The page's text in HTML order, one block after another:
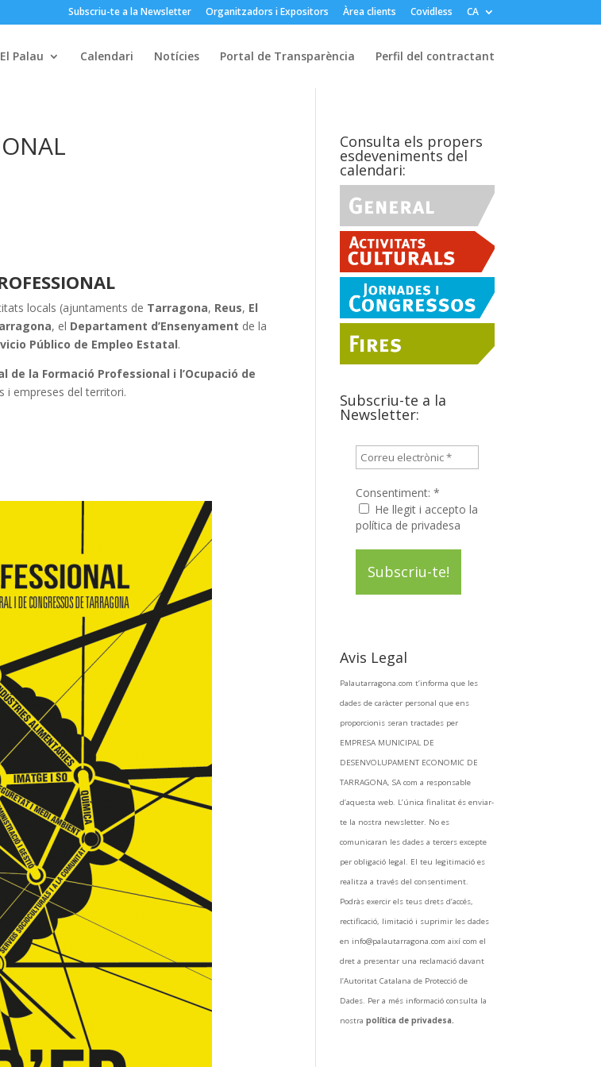
Subscriu-te a la Newsletter Organitzadors i Expositors Àrea clients Covidless CA
El Palau Calendari Notícies Portal de Transparència Perfil del contractant
locals (ajuntaments de Tarragona, Reus, El
, el Departament d’Ensenyament de la
Público de Empleo Estatal.
de la Formació Professional i l’Ocupació de
i empreses del territori.
Consulta els propers
esdeveniments del
calendari:
Subscriu-te a la
Newsletter:
Consentiment:*
He llegit i accepto la
política de privadesa
Avis Legal
Palautarragona.com t’informa que les
dades de caràcter personal que ens
proporcionis seran tractades per
EMPRESA MUNICIPAL DE
DESENVOLUPAMENT ECONOMIC DE
TARRAGONA, SA com a responsable
d’aquesta web. L’única finalitat és enviar-
te la nostra newsletter. No es
comunicaran les dades a tercers excepte
per obligació legal. El teu legitimació es
realitza a través del consentiment.
Podràs exercir els teus drets d’accés,
rectificació, limitació i suprimir les dades
en info@palautarragona.com així com el
dret a presentar una reclamació davant
l’Autoritat Catalana de Protecció de
Dades. Per a més informació consulta la
nostrapolítica de privadesa.